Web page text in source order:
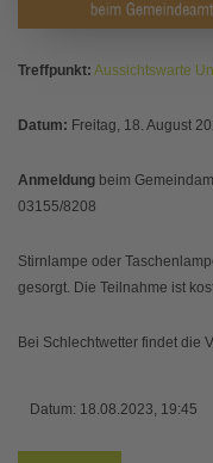
Treffpunkt: Aussichtswarte
Datum: Freitag, 18. August
Anmeldung beim
03155/8208
Stirnlampe oder
gesorgt. Die Teilnahme ist
Bei Schlechtwetter findet die
Datum: 18.08.2023, 19:45